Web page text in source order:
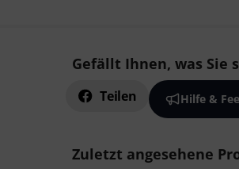
Gefällt Ihnen, was Sie
Teilen Hilfe &
Zuletzt angesehene